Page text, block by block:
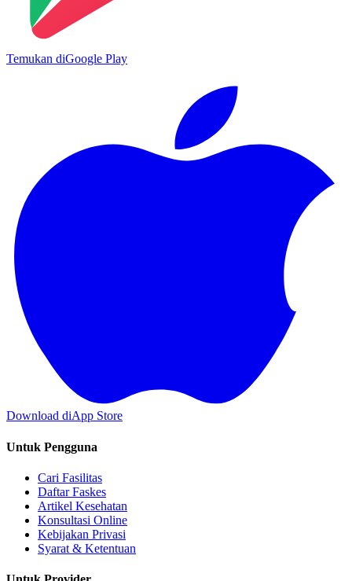
Temukan diGoogle Play
Download diApp Store
Untuk Pengguna
Cari Fasilitas
Daftar Faskes
Artikel Kesehatan
Konsultasi Online
Kebijakan Privasi
Syarat & Ketentuan